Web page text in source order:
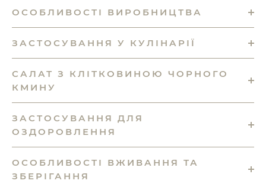
ОСОБЛИВОСТІ ВИРОБНИЦТВА
ЗАСТОСУВАННЯ У КУЛІНАРІЇ
САЛАТ З КЛІТКОВИНОЮ ЧОРНОГО
КМИНУ
ЗАСТОСУВАННЯ ДЛЯ
ОЗДОРОВЛЕННЯ
ОСОБЛИВОСТІ ВЖИВАННЯ ТА
ЗБЕРІГАННЯ